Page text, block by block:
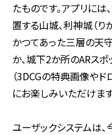
たものです。アプリに
置する山城、利神城（り
かつてあった三層の天
か、城下2か所のARス
（3DCGの特典画像や
にお楽しみいただけます
ユーザックシステムは